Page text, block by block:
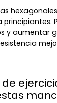
y aumentar
de